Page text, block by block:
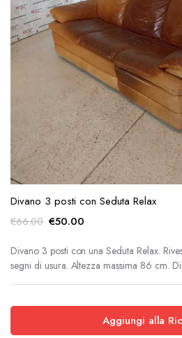
Divano 3 posti con Seduta Relax
€66.00 Il
originale
era:
€66.00.
€50.00Il
attuale
è:
€50.00.
Divano 3 posti con una Seduta Relax.
segni di usura. Altezza massima 86 cm.
Aggiungi alla